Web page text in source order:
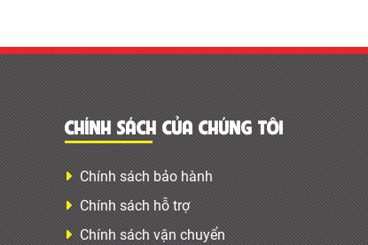
CHÍNH SÁCH CỦA CHÚNG TÔI
Chính sách bảo hành
Chính sách hỗ trợ
Chính sách vận chuyển